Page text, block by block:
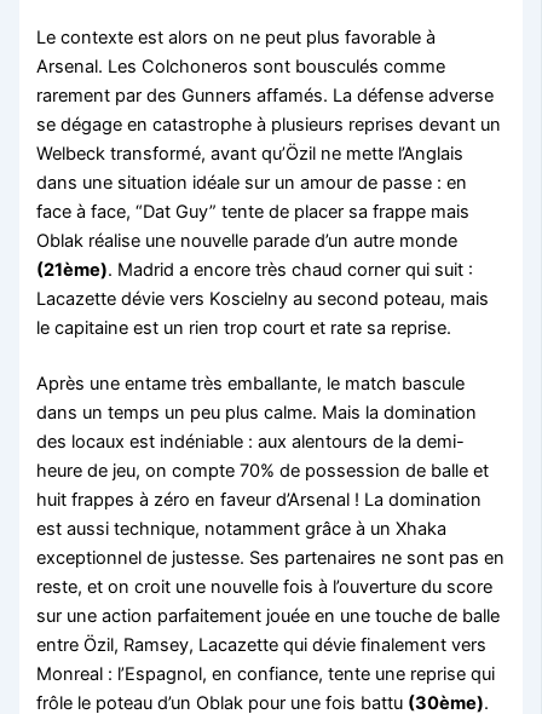
Le contexte est alors on ne peut plus favorable à
Arsenal. Les Colchoneros sont bousculés comme
rarement par des Gunners affamés. La défense adverse
se dégage en catastrophe à plusieurs reprises devant un
Welbeck transformé, avant qu’Özil ne mette l’Anglais
dans une situation idéale sur un amour de passe : en
face à face, “Dat Guy” tente de placer sa frappe mais
Oblak réalise une nouvelle parade d’un autre monde
(21ème). Madrid a encore très chaud corner qui suit :
Lacazette dévie vers Koscielny au second poteau, mais
le capitaine est un rien trop court et rate sa reprise.
Après une entame très emballante, le match bascule
dans un temps un peu plus calme. Mais la domination
des locaux est indéniable : aux alentours de la demi-
heure de jeu, on compte 70% de possession de balle et
huit frappes à zéro en faveur d’Arsenal ! La domination
est aussi technique, notamment grâce à un Xhaka
exceptionnel de justesse. Ses partenaires ne sont pas en
reste, et on croit une nouvelle fois à l’ouverture du score
sur une action parfaitement jouée en une touche de balle
entre Özil, Ramsey, Lacazette qui dévie finalement vers
Monreal : l’Espagnol, en confiance, tente une reprise qui
frôle le poteau d’un Oblak pour une fois battu (30ème).